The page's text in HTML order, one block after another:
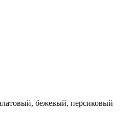
бежевый, персиковый